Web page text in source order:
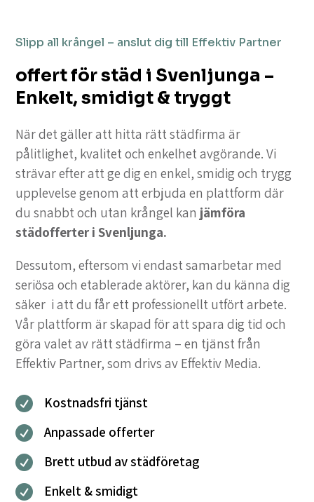
Slipp all krångel – anslut dig till Effektiv Partner
offert för städ i Svenljunga –
Enkelt, smidigt & tryggt
När det gäller att hitta rätt städfirma är
pålitlighet, kvalitet och enkelhet avgörande. Vi
strävar efter att ge dig en enkel, smidig och trygg
upplevelse genom att erbjuda en plattform där
du snabbt och utan krångel kan jämföra
städofferter i Svenljunga.
Dessutom, eftersom vi endast samarbetar med
seriösa och etablerade aktörer, kan du känna dig
säker i att du får ett professionellt utfört arbete.
Vår plattform är skapad för att spara dig tid och
göra valet av rätt städfirma – en tjänst från
Effektiv Partner, som drivs av Effektiv Media.
 Kostnadsfri tjänst
 Anpassade offerter
 Brett utbud av städföretag
 Enkelt & smidigt